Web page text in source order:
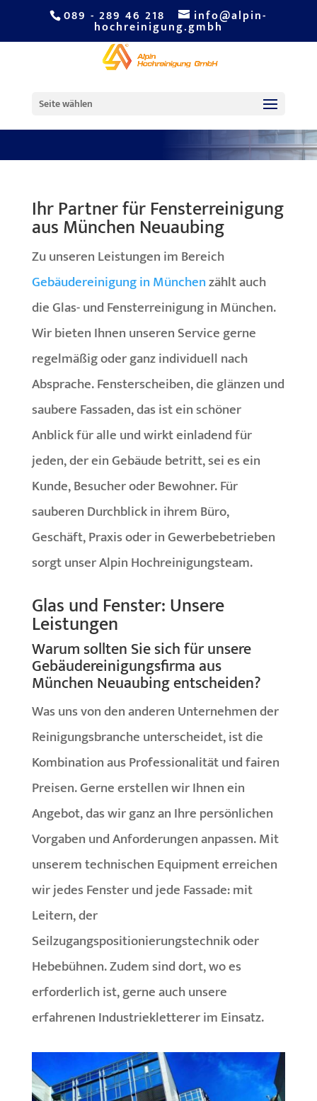
089 - 289 46 218 info@alpin-
hochreinigung.gmbh
Seite wählen
Glas und
Fensterreinigung in
München
Ihr Partner für Fensterreinigung
aus München Neuaubing
Zu unseren Leistungen im Bereich
Gebäudereinigung in Münchenzählt auch
die Glas- und Fensterreinigung in München.
Wir bieten Ihnen unseren Service gerne
regelmäßig oder ganz individuell nach
Absprache. Fensterscheiben, die glänzen und
saubere Fassaden, das ist ein schöner
Anblick für alle und wirkt einladend für
jeden, der ein Gebäude betritt, sei es ein
Kunde, Besucher oder Bewohner. Für
sauberen Durchblick in ihrem Büro,
Geschäft, Praxis oder in Gewerbebetrieben
sorgt unser Alpin Hochreinigungsteam.
Glas und Fenster: Unsere
Leistungen
Warum sollten Sie sich für unsere
Gebäudereinigungsfirma aus
München Neuaubing entscheiden?
Was uns von den anderen Unternehmen der
Reinigungsbranche unterscheidet, ist die
Kombination aus Professionalität und fairen
Preisen. Gerne erstellen wir Ihnen ein
Angebot, das wir ganz an Ihre persönlichen
Vorgaben und Anforderungen anpassen. Mit
unserem technischen Equipment erreichen
wir jedes Fenster und jede Fassade: mit
Leitern, der
Seilzugangspositionierungstechnik oder
Hebebühnen. Zudem sind dort, wo es
erforderlich ist, gerne auch unsere
erfahrenen Industriekletterer im Einsatz.